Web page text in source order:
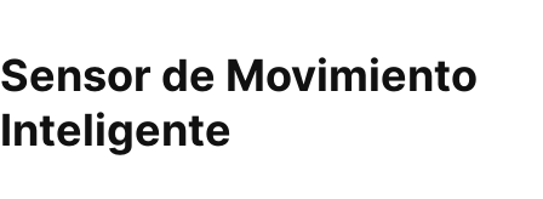
Sensor de Movimiento
Inteligente